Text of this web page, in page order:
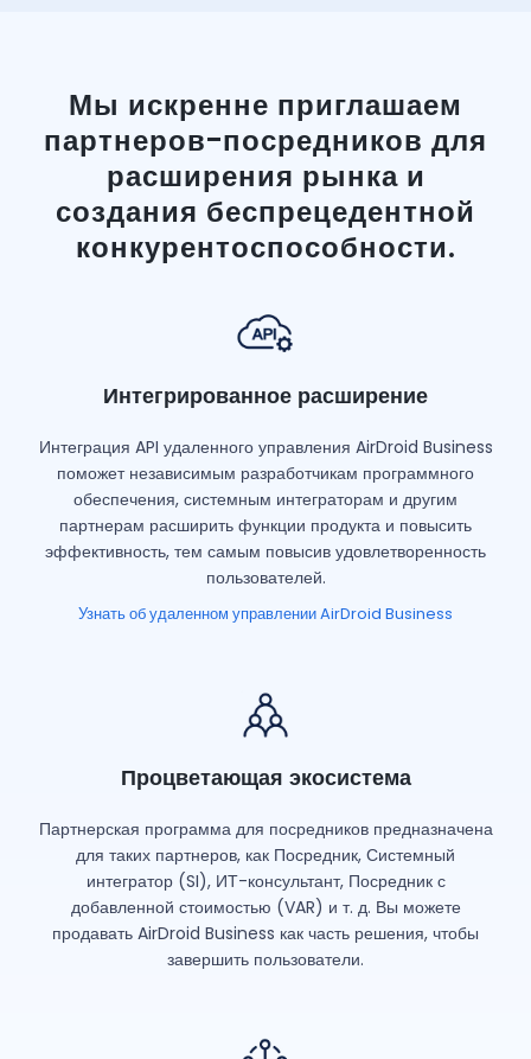
Мы искренне приглашаем
партнеров-посредников для
расширения рынка и
создания беспрецедентной
конкурентоспособности.
Интегрированное расширение
Интеграция API удаленного управления AirDroid Business
поможет независимым разработчикам программного
обеспечения, системным интеграторам и другим
партнерам расширить функции продукта и повысить
эффективность, тем самым повысив удовлетворенность
пользователей.
Узнать об удаленном управлении AirDroid Business
Процветающая экосистема
Партнерская программа для посредников предназначена
для таких партнеров, как Посредник, Системный
интегратор (SI), ИТ-консультант, Посредник с
добавленной стоимостью (VAR) и т. д. Вы можете
продавать AirDroid Business как часть решения, чтобы
завершить пользователи.